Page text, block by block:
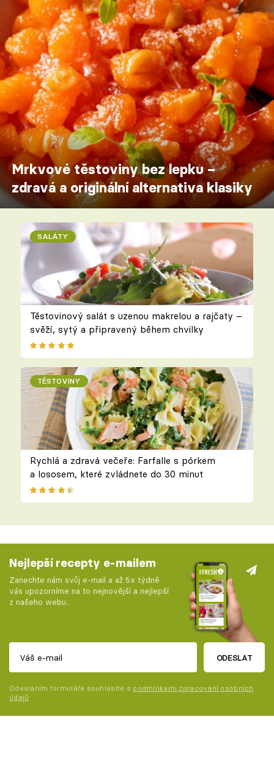
Mrkvové těstoviny bez lepku –
zdravá a originální alternativa klasiky
SALÁTY
Těstovinový salát s uzenou makrelou a rajčaty –
svěží, sytý a připravený během chvilky
TĚSTOVINY
Rychlá a zdravá večeře: Farfalle s pórkem
a lososem, které zvládnete do 30 minut
Nejlepší recepty e-mailem
Zanechte nám svůj e-mail a až 5x týdně
vás upozorníme na to nejnovější a nejlepší
z našeho webu.
ODESLAT
Odesláním formuláře souhlasíte s podmínkami zpracování osobních
údajů